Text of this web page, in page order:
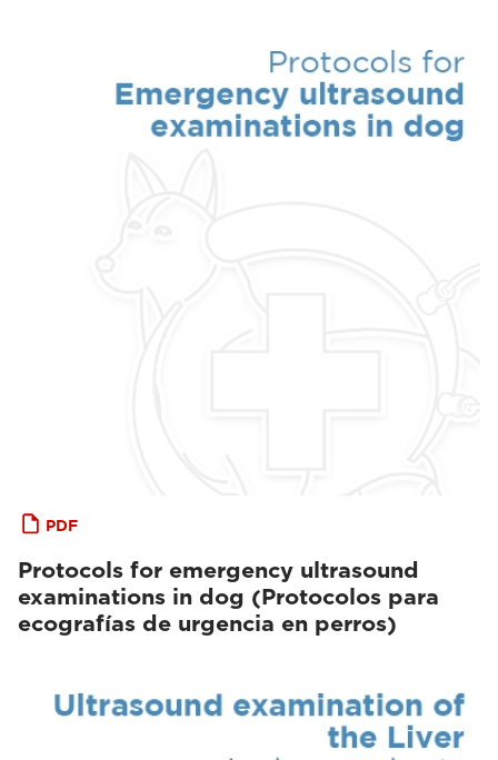
PDF
Protocols for emergency ultrasound
examinations in dog (Protocolos para
ecografías de urgencia en perros)